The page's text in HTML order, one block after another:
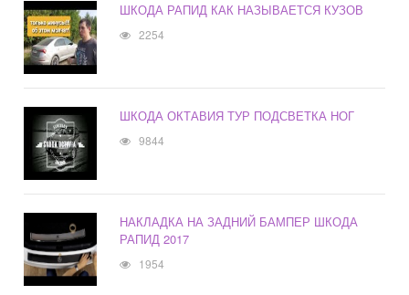
ШКОДА РАПИД КАК НАЗЫВАЕТСЯ КУЗОВ
2254
ШКОДА ОКТАВИЯ ТУР ПОДСВЕТКА НОГ
9844
НАКЛАДКА НА ЗАДНИЙ БАМПЕР ШКОДА
РАПИД 2017
1954